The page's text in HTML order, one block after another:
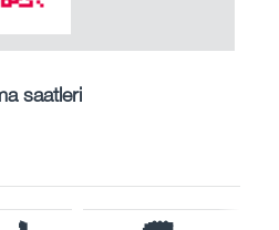
saatleri